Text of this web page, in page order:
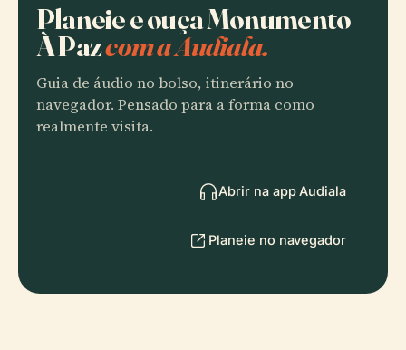
Planeie e ouça Monumento
À Pazcom a Audiala.
Guia de áudio no bolso, itinerário no
navegador. Pensado para a forma como
realmente visita.
Abrir na app Audiala
Planeie no navegador